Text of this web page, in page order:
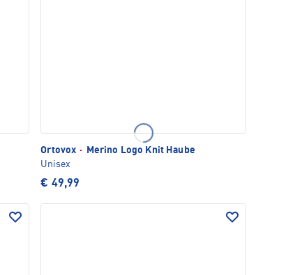
Ortovox ·
Merino Logo Knit Haube
Unisex
€ 49,99